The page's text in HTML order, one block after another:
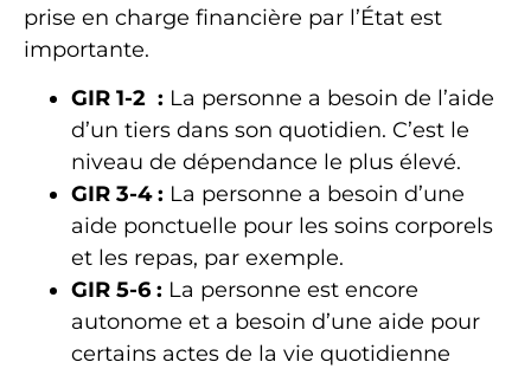
prise en charge financière par l’État est
importante.
GIR 1-2 : La personne a besoin de l’aide
d’un tiers dans son quotidien. C’est le
niveau de dépendance le plus élevé.
GIR 3-4 : La personne a besoin d’une
aide ponctuelle pour les soins corporels
et les repas, par exemple.
GIR 5-6 : La personne est encore
autonome et a besoin d’une aide pour
certains actes de la vie quotidienne